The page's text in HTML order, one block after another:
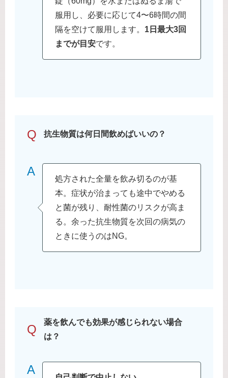
服用し、必要に応じて4〜6時間の間
隔を空けて服用します。 1日最大3回
までが目安です。
Q 抗生物質は何日間飲めばいいの？
A
処方された全量を飲み切るのが基
本。症状が治まっても途中でやめる
と菌が残り、耐性菌のリスクが高ま
る。余った抗生物質を次回の病気の
ときに使うのはNG。
Q
薬を飲んでも効果が感じられない場合
は？
A